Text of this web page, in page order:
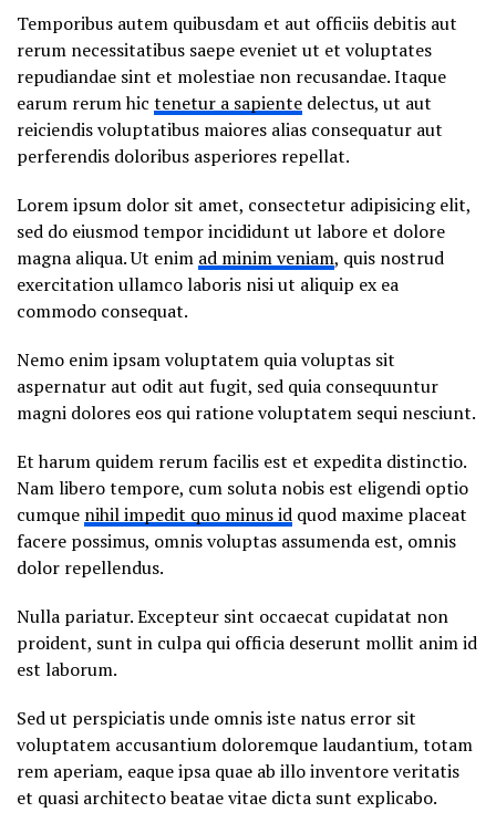
Temporibus autem quibusdam et aut officiis debitis aut
rerum necessitatibus saepe eveniet ut et voluptates
repudiandae sint et molestiae non recusandae. Itaque
earum rerum hic tenetur a sapiente delectus, ut aut
reiciendis voluptatibus maiores alias consequatur aut
perferendis doloribus asperiores repellat.
Lorem ipsum dolor sit amet, consectetur adipisicing elit,
sed do eiusmod tempor incididunt ut labore et dolore
magna aliqua. Ut enim ad minim veniam, quis nostrud
exercitation ullamco laboris nisi ut aliquip ex ea
commodo consequat.
Nemo enim ipsam voluptatem quia voluptas sit
aspernatur aut odit aut fugit, sed quia consequuntur
magni dolores eos qui ratione voluptatem sequi nesciunt.
Et harum quidem rerum facilis est et expedita distinctio.
Nam libero tempore, cum soluta nobis est eligendi optio
cumque nihil impedit quo minus id quod maxime placeat
facere possimus, omnis voluptas assumenda est, omnis
dolor repellendus.
Nulla pariatur. Excepteur sint occaecat cupidatat non
proident, sunt in culpa qui officia deserunt mollit anim id
est laborum.
Sed ut perspiciatis unde omnis iste natus error sit
voluptatem accusantium doloremque laudantium, totam
rem aperiam, eaque ipsa quae ab illo inventore veritatis
et quasi architecto beatae vitae dicta sunt explicabo.